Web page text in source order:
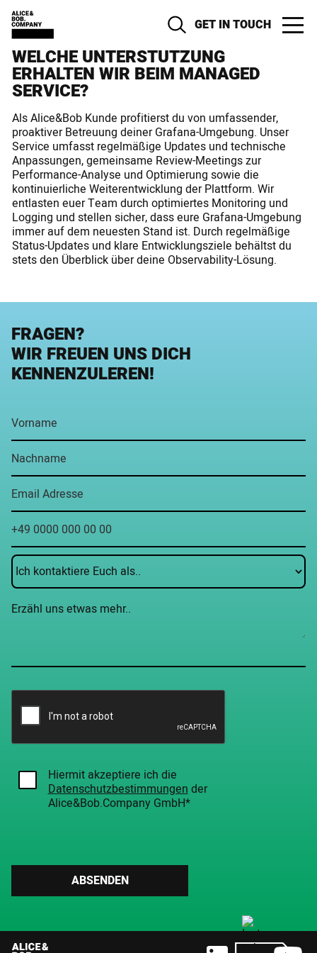
GET IN TOUCH
WELCHE UNTERSTÜTZUNG
ERHALTEN WIR BEIM MANAGED
SERVICE?
Als Alice&Bob Kunde profitierst du von umfassender,
proaktiver Betreuung deiner Grafana-Umgebung. Unser
Service umfasst regelmäßige Updates und technische
Anpassungen, gemeinsame Review-Meetings zur
Performance-Analyse und Optimierung sowie die
kontinuierliche Weiterentwicklung der Plattform. Wir
entlasten euer Team durch optimiertes Monitoring und
Logging und stellen sicher, dass eure Grafana-Umgebung
immer auf dem neuesten Stand ist. Durch regelmäßige
Status-Updates und klare Entwicklungsziele behältst du
stets den Überblick über deine Observability-Lösung.
FRAGEN?
WIR FREUEN UNS DICH
KENNENZULEREN!
Hiermit akzeptiere ich die
Datenschutzbestimmungender
Alice&Bob.Company GmbH*